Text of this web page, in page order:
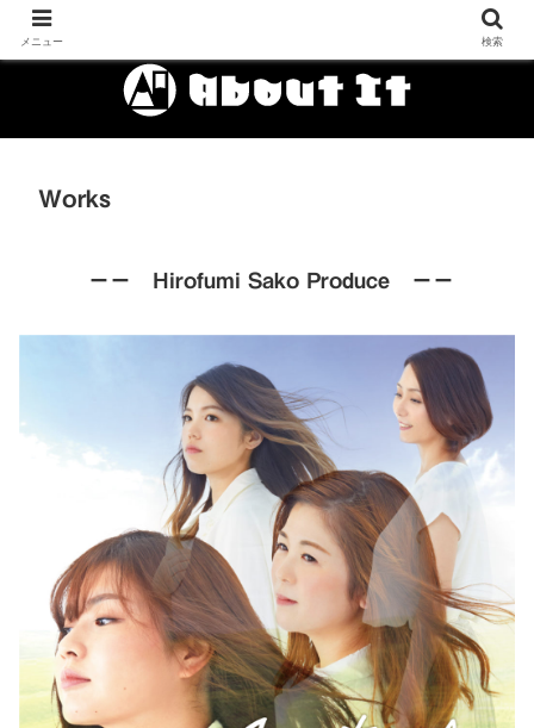
Works
ーー Hirofumi Sako Produce ーー
メニュー 検索